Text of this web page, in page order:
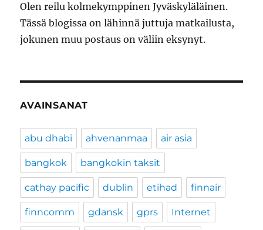
Olen reilu kolmekymppinen Jyväskyläläinen.
Tässä blogissa on lähinnä juttuja matkailusta,
jokunen muu postaus on väliin eksynyt.
AVAINSANAT
abu dhabi ahvenanmaa air asia
bangkok bangkokin taksit
cathay pacific dublin etihad finnair
finncomm gdansk gprs Internet